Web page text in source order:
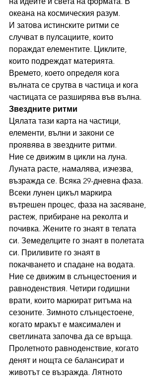
океана на космическия разум.
И затова истинските ритми се
случват в пулсациите, които
пораждат елементите. Циклите,
които подреждат материята.
Времето, което определя кога
вълната се срутва в частица и кога
частицата се разширява във вълна.
Звездните ритми
Цялата тази карта на частици,
елементи, вълни и закони се
проявява в звездните ритми.
Ние се движим в цикли на луна.
Луната расте, намалява, изчезва,
възражда се. Всяка 29-дневна фаза.
Всеки лунен цикъл маркира
вътрешен процес, фаза на засяване,
растеж, прибиране на реколта и
почивка. Жените го знаят в телата
си. Земеделците го знаят в полетата
си. Приливите го знаят в
покачването и спадане на водата.
Ние се движим в слънцестоения и
равноденствия. Четири годишни
врати, които маркират ритъма на
сезоните. Зимното слънцестоене,
когато мракът е максимален и
светлината започва да се връща.
Пролетното равноденствие, когато
денят и нощта се балансират и
животът се възражда. Лятното